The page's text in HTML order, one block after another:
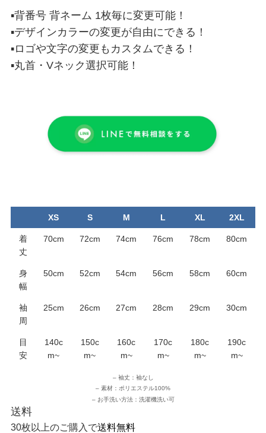
▪背番号 背ネーム 1枚毎に変更可能！
▪デザインカラーの変更が自由にできる！
▪ロゴや文字の変更もカスタムできる！
▪丸首・Vネック選択可能！
XS S M L XL 2XL
着
丈
70cm 72cm 74cm 76cm 78cm 80cm
身
幅
50cm 52cm 54cm 56cm 58cm 60cm
袖
周
25cm 26cm 27cm 28cm 29cm 30cm
目
安
140c
m~
150c
m~
160c
m~
170c
m~
180c
m~
190c
m~
– 袖丈：袖なし
– 素材：ポリエステル100%
– お手洗い方法：洗濯機洗い可
送料
30枚以上のご購入で送料無料